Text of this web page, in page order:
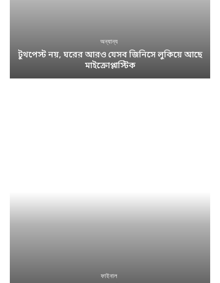
অন্যান্য
টুথপেস্ট নয়, ঘরের আরও যেসব জিনিসে লুকিয়ে আছে
মাইক্রোপ্লাস্টিক
ফাইনাল